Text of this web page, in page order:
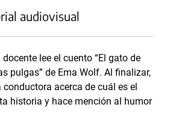
audiovisual
docente lee el cuento “El gato de
pulgas” de Ema Wolf. Al finalizar,
acerca de cuál es el
historia y hace mención al humor